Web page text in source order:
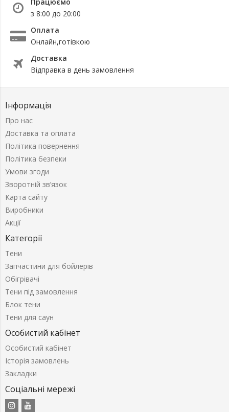
з 8:00 до 20:00
Оплата
Онлайн,готівкою
Доставка
Відправка в день замовлення
Інформація
Про нас
Доставка та оплата
Політика повернення
Політика безпеки
Умови згоди
Зворотній зв’язок
Карта сайту
Виробники
Акції
Категорії
Тени
Запчастини для бойлерів
Обігрівачі
Тени під замовлення
Блок тени
Тени для саун
Особистий кабінет
Особистий кабінет
Історія замовлень
Закладки
Соціальні мережі